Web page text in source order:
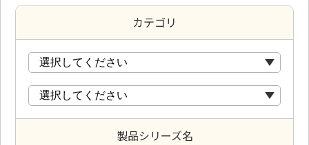
カテゴリ
製品シリーズ名